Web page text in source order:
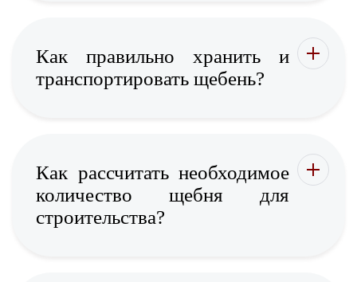
Как правильно хранить и
транспортировать щебень?
Как рассчитать необходимое
количество щебня для
строительства?